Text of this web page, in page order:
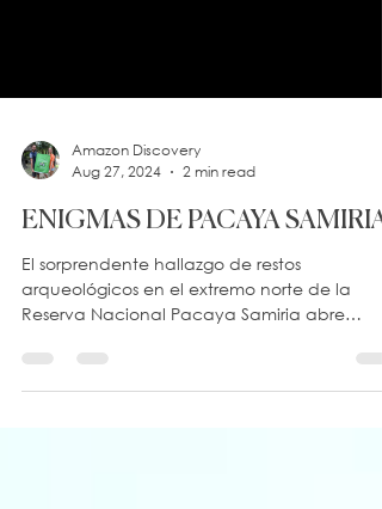
Aug 27, 2024
2 min read
ENIGMAS DE PACAYA SAMIRIA
El sorprendente hallazgo de restos
Reserva Nacional Pacaya Samiria abre
nuevos horizontes a la...